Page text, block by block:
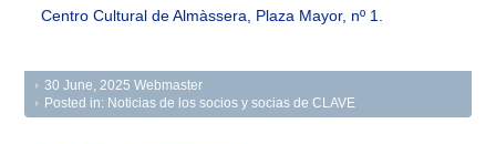
Centro Cultural de Almàssera, Plaza Mayor, nº 1.
30 June, 2025 Webmaster
Posted in: Noticias de los socios y socias de CLAVE